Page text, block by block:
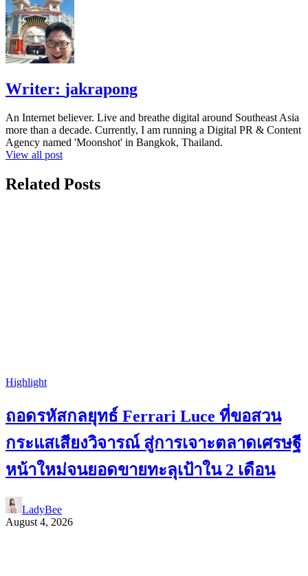
Writer: jakrapong
An Internet believer. Live and breathe digital around Southeast Asia
more than a decade. Currently, I am running a Digital PR & Content
Agency named 'Moonshot' in Bangkok, Thailand.
View all post
Related Posts
Highlight
ถอดรหัสกลยุทธ์ Ferrari Luce ที่ขอสวน
กระแสเสียงวิจารณ์ สู่การเจาะตลาดเศรษฐี
หน้าใหม่จนยอดขายทะลุเป้าใน 2 เดือน
LadyBee
August 4, 2026